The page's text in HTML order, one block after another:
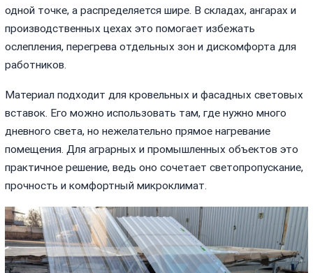
одной точке, а распределяется шире. В складах, ангарах и
производственных цехах это помогает избежать
ослепления, перегрева отдельных зон и дискомфорта для
работников.
Материал подходит для кровельных и фасадных световых
вставок. Его можно использовать там, где нужно много
дневного света, но нежелательно прямое нагревание
помещения. Для аграрных и промышленных объектов это
практичное решение, ведь оно сочетает светопропускание,
прочность и комфортный микроклимат.